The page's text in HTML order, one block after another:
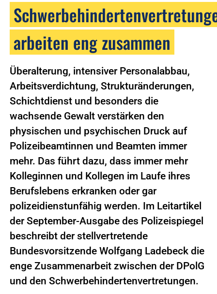
arbeiten eng zusammen
Überalterung, intensiver Personalabbau,
Arbeitsverdichtung, Strukturänderungen,
Schichtdienst und besonders die
wachsende Gewalt verstärken den
physischen und psychischen Druck auf
Polizeibeamtinnen und Beamten immer
mehr. Das führt dazu, dass immer mehr
Kolleginnen und Kollegen im Laufe ihres
Berufslebens erkranken oder gar
polizeidienstunfähig werden. Im Leitartikel
der September-Ausgabe des Polizeispiegel
beschreibt der stellvertretende
Bundesvorsitzende Wolfgang Ladebeck die
enge Zusammenarbeit zwischen der DPolG
und den Schwerbehindertenvertretungen.